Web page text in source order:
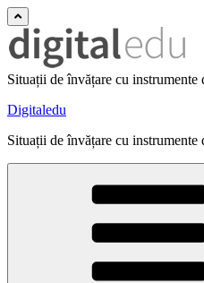
Situații de învățare cu instrumente
Digitaledu
Situații de învățare cu instrumente